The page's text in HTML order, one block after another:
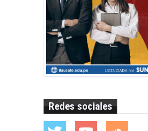
Redes sociales